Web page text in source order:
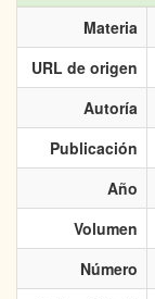
Materia
URL de origen
Autoría
Publicación
Año
Volumen
Número